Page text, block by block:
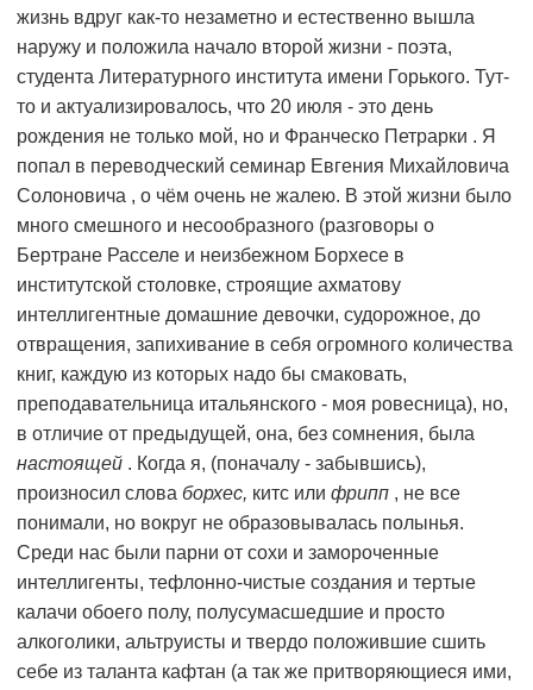
жизнь вдруг как-то незаметно и естественно вышла
наружу и положила начало второй жизни - поэта,
студента Литературного института имени Горького. Тут-
то и актуализировалось, что 20 июля - это день
рождения не только мой, но и Франческо Петрарки . Я
попал в переводческий семинар Евгения Михайловича
Солоновича , о чём очень не жалею. В этой жизни было
много смешного и несообразного (разговоры о
Бертране Расселе и неизбежном Борхесе в
институтской столовке, строящие ахматову
интеллигентные домашние девочки, судорожное, до
отвращения, запихивание в себя огромного количества
книг, каждую из которых надо бы смаковать,
преподавательница итальянского - моя ровесница), но,
в отличие от предыдущей, она, без сомнения, была
настоящей . Когда я, (поначалу - забывшись),
произносил слова борхес, китс или фрипп , не все
понимали, но вокруг не образовывалась полынья.
Среди нас были парни от сохи и замороченные
интеллигенты, тефлонно-чистые создания и тертые
калачи обоего полу, полусумасшедшие и просто
алкоголики, альтруисты и твердо положившие сшить
себе из таланта кафтан (а так же притворяющиеся ими,